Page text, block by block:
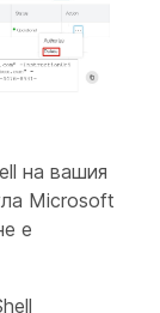
на вашия
Microsoft
е